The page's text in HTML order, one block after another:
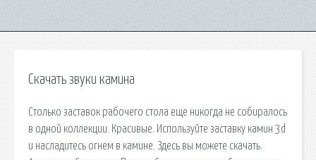
Скачать звуки камина
Столько заставок рабочего стола еще никогда не собиралось
в одной коллекции. Красивые. Используйте заставку камин 3d
и насладитесь огнем в камине. Здесь вы можете скачать.